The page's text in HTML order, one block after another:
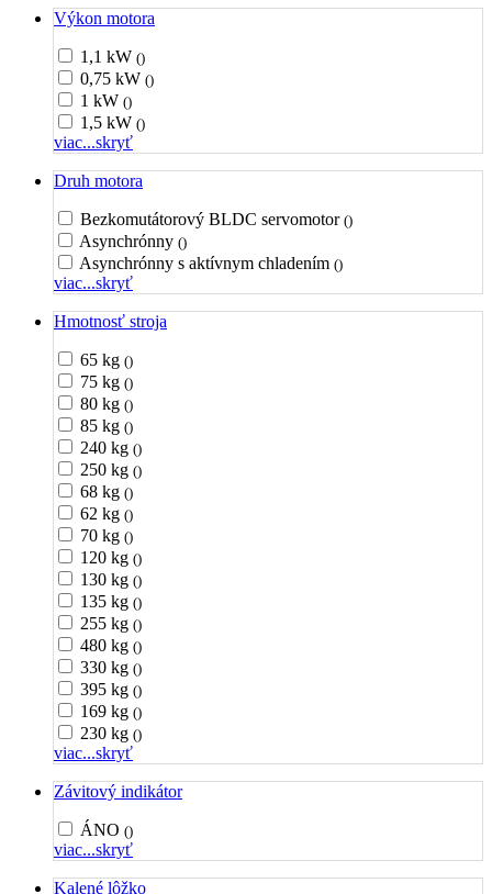
Výkon motora
1,1 kW ()
0,75 kW ()
1 kW ()
1,5 kW ()
viac...skryť
Druh motora
Bezkomutátorový BLDC servomotor ()
Asynchrónny ()
Asynchrónny s aktívnym chladením ()
viac...skryť
Hmotnosť stroja
65 kg ()
75 kg ()
80 kg ()
85 kg ()
240 kg ()
250 kg ()
68 kg ()
62 kg ()
70 kg ()
120 kg ()
130 kg ()
135 kg ()
255 kg ()
480 kg ()
330 kg ()
395 kg ()
169 kg ()
230 kg ()
viac...skryť
Závitový indikátor
ÁNO ()
viac...skryť
Kalené lôžko